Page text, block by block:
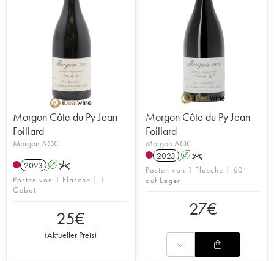
Morgon Côte du Py Jean
Foillard
Morgon AOC
2023 AK
Posten von 1 Flasche | 1
Gebot
25€
(Aktueller Preis)
Morgon Côte du Py Jean
Foillard
Morgon AOC
2023 AK
Posten von 1 Flasche | 60+
auf Lager
27€